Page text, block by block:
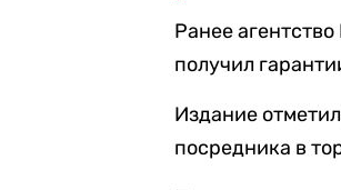
Ранее
получил
Издание
посредника в